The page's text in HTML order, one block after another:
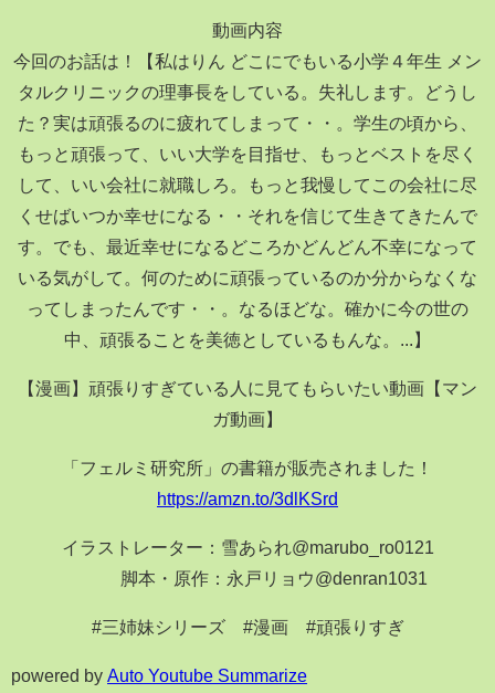
動画内容
今回のお話は！【私はりん どこにでもいる小学４年生 メン
タルクリニックの理事長をしている。失礼します。どうし
た？実は頑張るのに疲れてしまって・・。学生の頃から、
もっと頑張って、いい大学を目指せ、もっとベストを尽く
して、いい会社に就職しろ。もっと我慢してこの会社に尽
くせばいつか幸せになる・・それを信じて生きてきたんで
す。でも、最近幸せになるどころかどんどん不幸になって
いる気がして。何のために頑張っているのか分からなくな
ってしまったんです・・。なるほどな。確かに今の世の
中、頑張ることを美徳としているもんな。...】
【漫画】頑張りすぎている人に見てもらいたい動画【マン
ガ動画】
「フェルミ研究所」の書籍が販売されました！
https://amzn.to/3dlKSrd
イラストレーター：雪あられ@marubo_ro0121
脚本・原作：永戸リョウ@denran1031
#三姉妹シリーズ #漫画 #頑張りすぎ
powered by Auto Youtube Summarize